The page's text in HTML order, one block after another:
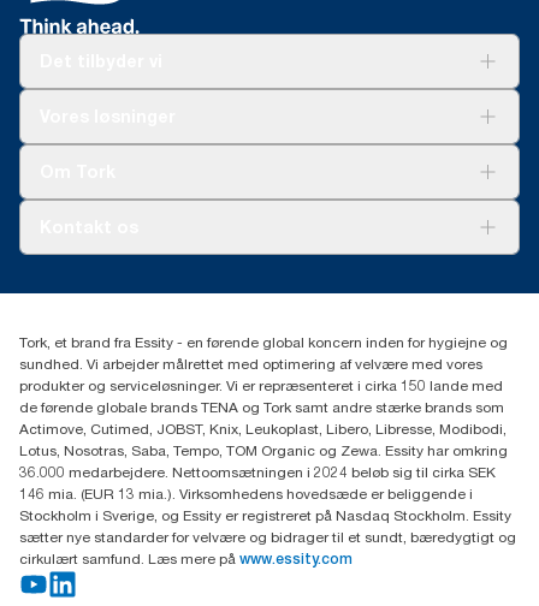
Smiley-rapport
(+45) 48 16 82 44
Professional Hygiene
Gydevang 33
DK-3450 Allerød
Tork, et brand fra Essity - en førende global koncern inden for hygiejne og
sundhed. Vi arbejder målrettet med optimering af velvære med vores
produkter og serviceløsninger. Vi er repræsenteret i cirka 150 lande med
de førende globale brands TENA og Tork samt andre stærke brands som
Actimove, Cutimed, JOBST, Knix, Leukoplast, Libero, Libresse, Modibodi,
Lotus, Nosotras, Saba, Tempo, TOM Organic og Zewa. Essity har omkring
36.000 medarbejdere. Nettoomsætningen i 2024 beløb sig til cirka SEK
146 mia. (EUR 13 mia.). Virksomhedens hovedsæde er beliggende i
Stockholm i Sverige, og Essity er registreret på Nasdaq Stockholm. Essity
sætter nye standarder for velvære og bidrager til et sundt, bæredygtigt og
cirkulært samfund. Læs mere på www.essity.com